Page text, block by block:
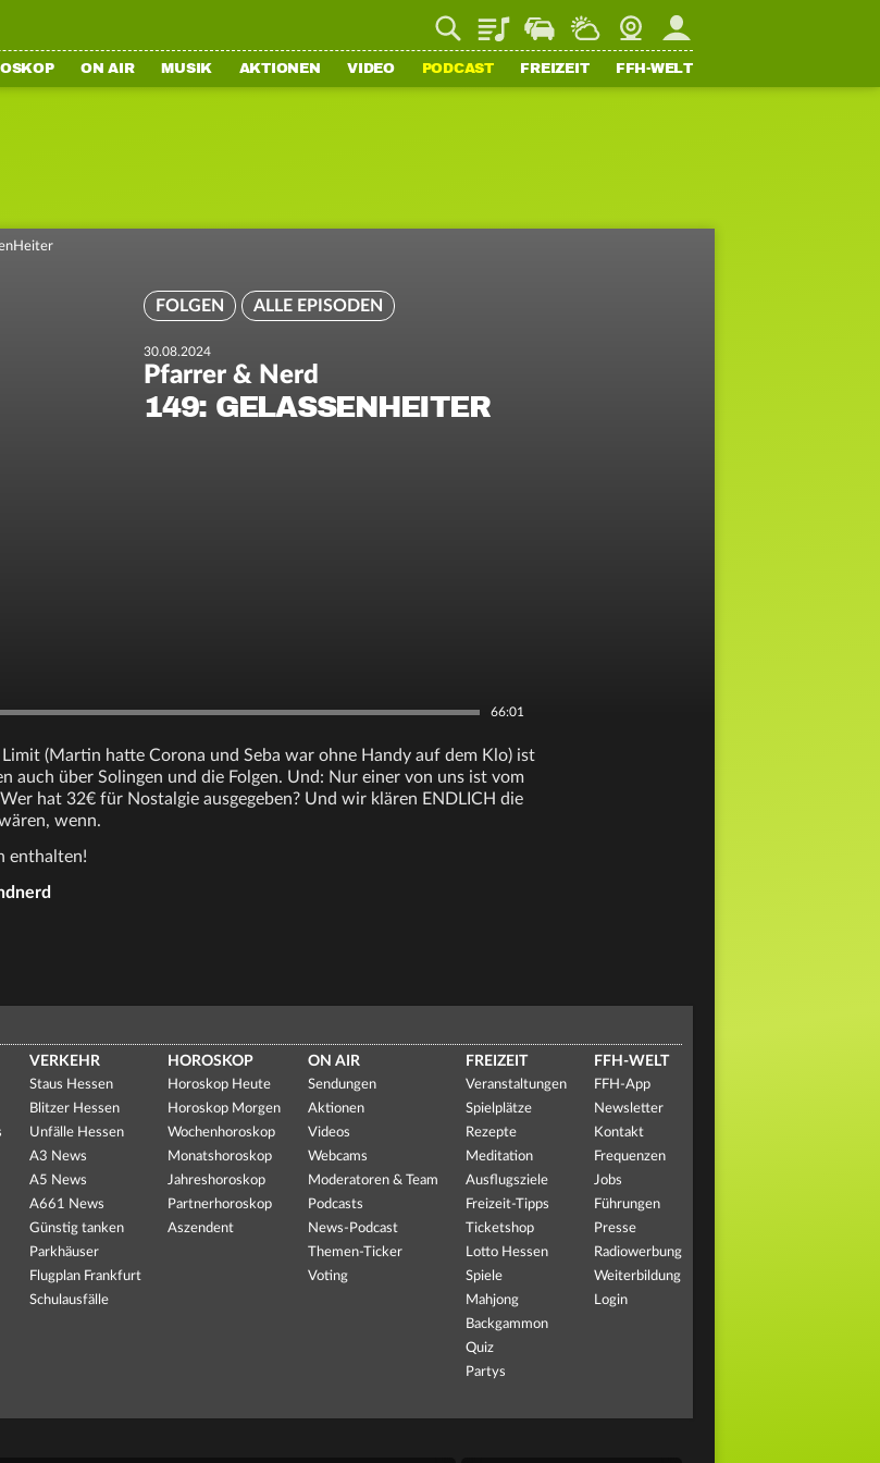
PlaylistStaupilotWetterWebcamMein FFH
ON AIR MUSIK AKTIONEN VIDEO PODCAST FREIZEIT FFH-WELT
FOLGEN ALLE EPISODEN
30.08.2024
Pfarrer & Nerd
149: GELASSENHEITER
66:01
(Martin hatte Corona und Seba war ohne Handy auf dem Klo) ist
auch über Solingen und die Folgen. Und: Nur einer von uns ist vom
hat 32€ für Nostalgie ausgegeben? Und wir klären ENDLICH die
wenn.
enthalten!
VERKEHR
Staus Hessen
Blitzer Hessen
Unfälle Hessen
A3 News
A5 News
A661 News
Günstig tanken
Parkhäuser
Flugplan Frankfurt
Schulausfälle
HOROSKOP
Horoskop Heute
Horoskop Morgen
Wochenhoroskop
Monatshoroskop
Jahreshoroskop
Partnerhoroskop
Aszendent
ON AIR
Sendungen
Aktionen
Videos
Webcams
Moderatoren & Team
Podcasts
News-Podcast
Themen-Ticker
Voting
FREIZEIT
Veranstaltungen
Spielplätze
Rezepte
Meditation
Ausflugsziele
Freizeit-Tipps
Ticketshop
Lotto Hessen
Spiele
Mahjong
Backgammon
Quiz
Partys
FFH-WELT
FFH-App
Newsletter
Kontakt
Frequenzen
Jobs
Führungen
Presse
Radiowerbung
Weiterbildung
Login